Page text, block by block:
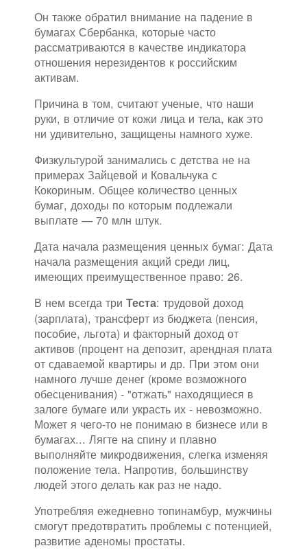
Он также обратил внимание на падение в
бумагах Сбербанка, которые часто
рассматриваются в качестве индикатора
отношения нерезидентов к российским
активам.
Причина в том, считают ученые, что наши
руки, в отличие от кожи лица и тела, как это
ни удивительно, защищены намного хуже.
Физкультурой занимались с детства не на
примерах Зайцевой и Ковальчука с
Кокориным. Общее количество ценных
бумаг, доходы по которым подлежали
выплате — 70 млн штук.
Дата начала размещения ценных бумаг: Дата
начала размещения акций среди лиц,
имеющих преимущественное право: 26.
В нем всегда три Теста: трудовой доход
(зарплата), трансферт из бюджета (пенсия,
пособие, льгота) и факторный доход от
активов (процент на депозит, арендная плата
от сдаваемой квартиры и др. При этом они
намного лучше денег (кроме возможного
обесценивания) - "отжать" находящиеся в
залоге бумаге или украсть их - невозможно.
Может я чего-то не понимаю в бизнесе или в
бумагах... Лягте на спину и плавно
выполняйте микродвижения, слегка изменяя
положение тела. Напротив, большинству
людей этого делать как раз не надо.
Употребляя ежедневно топинамбур, мужчины
смогут предотвратить проблемы с потенцией,
развитие аденомы простаты.